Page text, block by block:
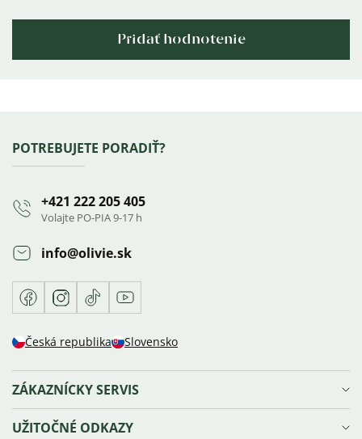
Pridať hodnotenie
Zápätie
POTREBUJETE PORADIŤ?
+421 222 205 405
Volajte PO-PIA 9-17 h
info@olivie.sk
FacebookInstagram
TikTokYoutube
Česká republika Slovensko
ZÁKAZNÍCKY SERVIS
Doprava a platba
Reklamácie, výmena a vrátenie tovaru
UŽITOČNÉ ODKAZY